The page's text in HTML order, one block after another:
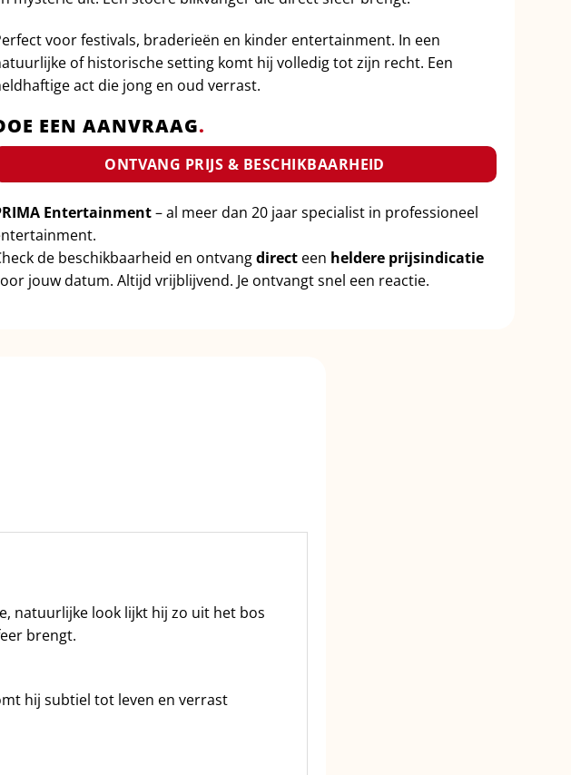
voor festivals, braderieën en kinder entertainment. In een
of historische setting komt hij volledig tot zijn recht. Een
act die jong en oud verrast.
EEN AANVRAAG.
ONTVANG PRIJS & BESCHIKBAARHEID
Entertainment– al meer dan 20 jaar specialist in professioneel
de beschikbaarheid en ontvangdirect een heldere prijsindicatie
jouw datum. Altijd vrijblijvend. Je ontvangt snel een reactie.
natuurlijke look lijkt hij zo uit het bos
brengt.
hij subtiel tot leven en verrast